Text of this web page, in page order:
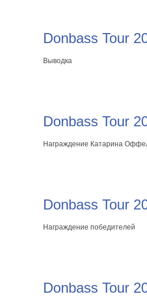
Donbass Tour
Выводка
Donbass Tour
Награждение Катарина
Donbass Tour
Награждение победителей
Donbass Tour